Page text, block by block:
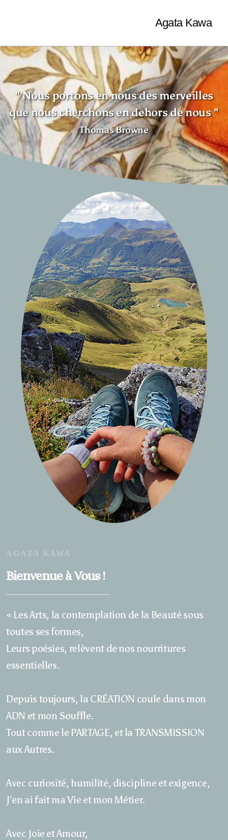
Agata Kawa
" Nous portons en nous des merveilles
que nous cherchons en dehors de nous "
Thomas Browne
AGATA KAWA
Bienvenue à Vous !
« Les Arts, la contemplation de la Beauté sous
toutes ses formes,
Leurs poésies, relèvent de nos nourritures
essentielles.
Depuis toujours, la CRÉATION coule dans mon
ADN et mon Souffle.
Tout comme le PARTAGE, et la TRANSMISSION
aux Autres.
Avec curiosité, humilité, discipline et exigence,
J’en ai fait ma Vie et mon Métier.
Avec Joie et Amour,